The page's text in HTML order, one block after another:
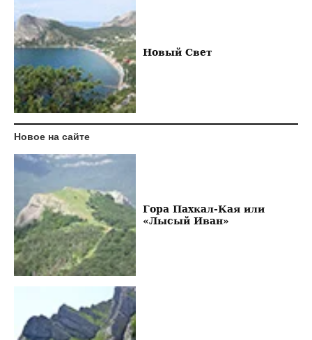
Новый Свет
Новое на сайте
Гора Пахкал-Кая или
«Лысый Иван»